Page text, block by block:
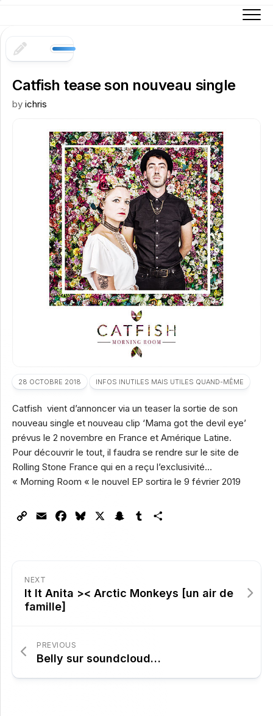
content
Catfish tease son nouveau single
by ichris
28 OCTOBRE 2018 INFOS INUTILES MAIS UTILES QUAND-MÊME
Catfish vient d’annoncer via un teaser la sortie de son
nouveau single et nouveau clip ‘Mama got the devil eye’
prévus le 2 novembre en France et Amérique Latine.
Pour découvrir le tout, il faudra se rendre sur le site de
Rolling Stone France qui en a reçu l’exclusivité…
« Morning Room « le nouvel EP sortira le 9 février 2019
Copy Email FacebookBluesky Snapchat
Tumblr
NEXT
It It Anita >< Arctic Monkeys [un air de
famille]
PREVIOUS
Belly sur soundcloud…